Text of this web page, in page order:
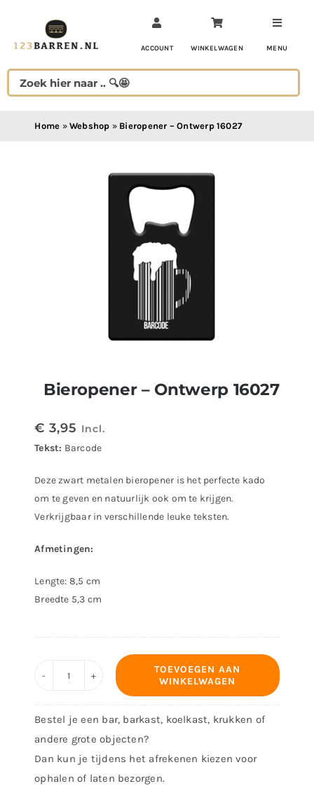
inhoud
ACCOUNT WINKELWAGEN MENU
Home » Webshop » Bieropener – Ontwerp 16027
Bieropener – Ontwerp 16027
€ 3,95 Incl.
Tekst: Barcode
Deze zwart metalen bieropener is het perfecte kado
om te geven en natuurlijk ook om te krijgen.
Verkrijgbaar in verschillende leuke teksten.
Afmetingen:
Lengte: 8,5 cm
Breedte 5,3 cm
Bieropener
Ontwerp
16027
aantal
TOEVOEGEN AAN
WINKELWAGEN
Bestel je een bar, barkast, koelkast, krukken of
andere grote objecten?
Dan kun je tijdens het afrekenen kiezen voor
ophalen of laten bezorgen.